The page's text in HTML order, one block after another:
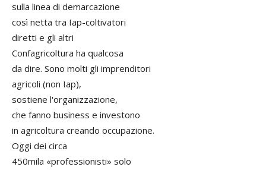
sulla linea di demarcazione
così netta tra Iap-coltivatori
diretti e gli altri
Confagricoltura ha qualcosa
da dire. Sono molti gli imprenditori
agricoli (non Iap),
sostiene l'organizzazione,
che fanno business e investono
in agricoltura creando occupazione.
Oggi dei circa
450mila «professionisti» solo